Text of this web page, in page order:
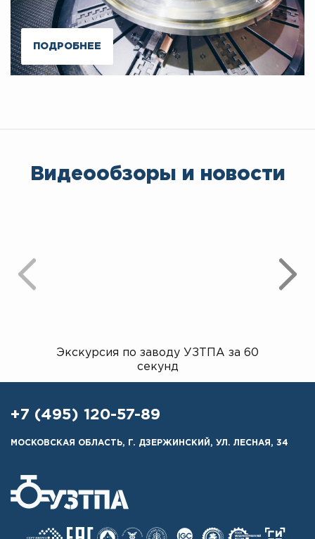
ПОДРОБНЕЕ
Видеообзоры и новости
Экскурсия по заводу УЗТПА за 60
секунд
+7 (495) 120-57-89
МОСКОВСКАЯ ОБЛАСТЬ, Г. ДЗЕРЖИНСКИЙ, УЛ. ЛЕСНАЯ, 34